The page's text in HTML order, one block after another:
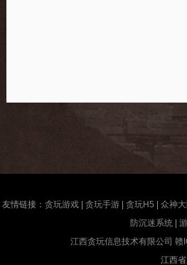
友情链接： 贪玩游戏 贪玩手游 贪玩H5
众神
防沉迷系统|
江西贪玩信息技术有限公司 赣
江西